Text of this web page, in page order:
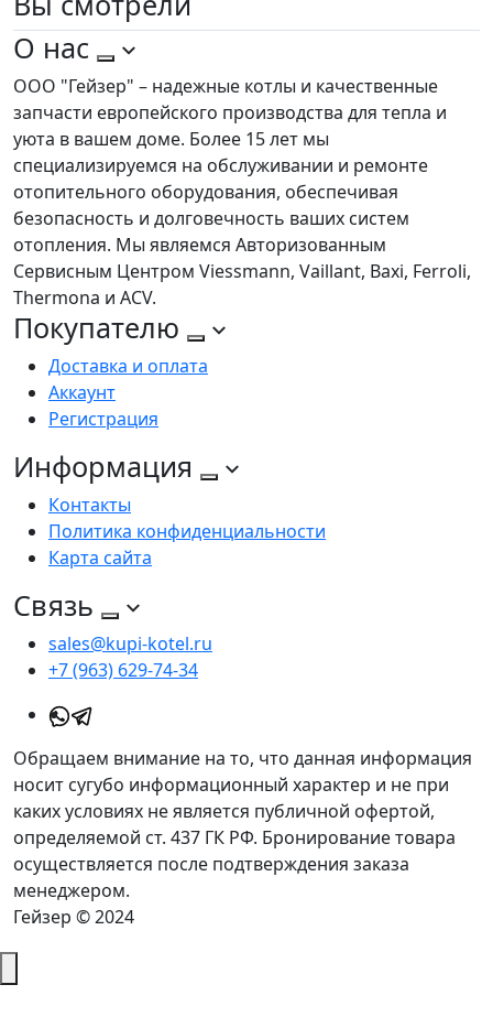
О нас
ООО "Гейзер" – надежные котлы и качественные
запчасти европейского производства для тепла и
уюта в вашем доме. Более 15 лет мы
специализируемся на обслуживании и ремонте
отопительного оборудования, обеспечивая
безопасность и долговечность ваших систем
отопления. Мы являемся Авторизованным
Сервисным Центром Viessmann, Vaillant, Baxi, Ferroli,
Thermona и ACV.
Покупателю
Доставка и оплата
Аккаунт
Регистрация
Информация
Контакты
Политика конфиденциальности
Карта сайта
Связь
sales@kupi-kotel.ru
+7 (963) 629-74-34
Обращаем внимание на то, что данная информация
носит сугубо информационный характер и не при
каких условиях не является публичной офертой,
определяемой ст. 437 ГК РФ. Бронирование товара
осуществляется после подтверждения заказа
менеджером.
Гейзер © 2024